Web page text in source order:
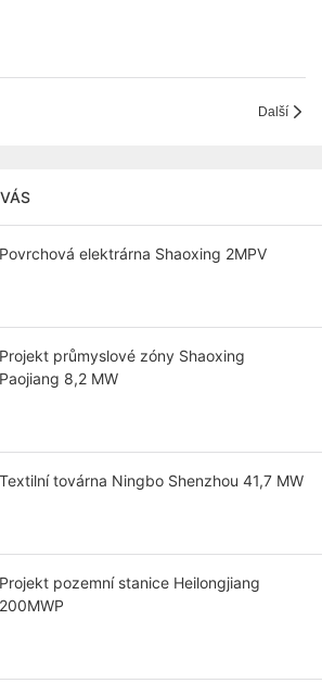
Další
Povrchová elektrárna Shaoxing 2MPV
Projekt průmyslové zóny Shaoxing
Paojiang 8,2 MW
Textilní továrna Ningbo Shenzhou 41,7 MW
Projekt pozemní stanice Heilongjiang
200MWP